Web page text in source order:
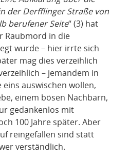
der Derfflinger Straße von
berufener Seite“ (3) hat
Raubmord in die
wurde – hier irrte sich
mag dies verzeihlich
– jemandem in
auswischen wollen,
einem bösen Nachbarn,
gedankenlos mit
100 Jahre später. Aber
reingefallen sind statt
verständlich.